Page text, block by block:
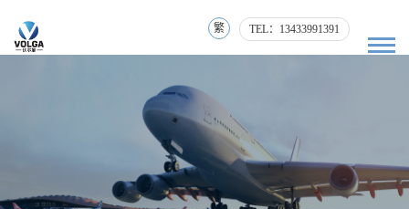
TEL：13433991391
繁